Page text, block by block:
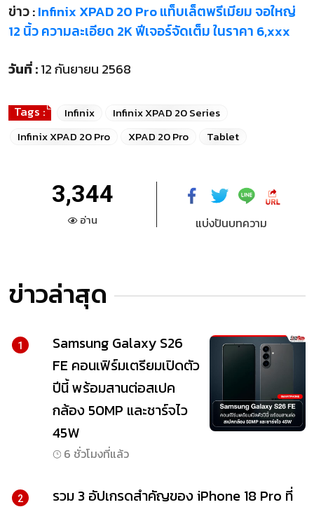
ข่าว :Infinix XPAD 20 Pro แท็บเล็ตพรีเมียม จอใหญ่
12 นิ้ว ความละเอียด 2K ฟีเจอร์จัดเต็ม ในราคา 6,xxx
วันที่ :12 กันยายน 2568
Tags : Infinix
Infinix XPAD 20 Series
Infinix XPAD 20 Pro
XPAD 20 Pro Tablet
3,344
อ่าน แบ่งปันบทความ
ข่าวล่าสุด
1
Samsung Galaxy S26
FE คอนเฟิร์มเตรียมเปิดตัว
ปีนี้ พร้อมสานต่อสเปค
กล้อง 50MP และชาร์จไว
45W
6 ชั่วโมงที่แล้ว
2
รวม 3 อัปเกรดสำคัญของ iPhone 18 Pro ที่